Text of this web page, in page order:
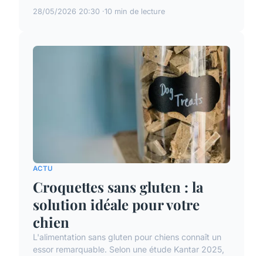
28/05/2026 20:30 10 min de lecture
ACTU
Croquettes sans gluten : la
solution idéale pour votre
chien
L'alimentation sans gluten pour chiens connaît un
essor remarquable. Selon une étude Kantar 2025,